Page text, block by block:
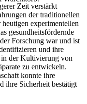
Zeit verstärkt
der traditionellen
experimentellen
gesundheitsfördernde
Forschung war und ist
und ihre
der Kultivierung von
zu entwickeln.
konnte ihre
ihre Sicherheit bestätigt